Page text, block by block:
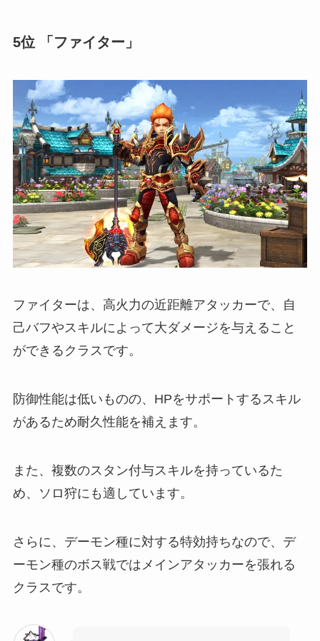
5位 「ファイター」
ファイターは、高火力の近距離アタッカーで、自
己バフやスキルによって大ダメージを与えること
ができるクラスです。
防御性能は低いものの、HPをサポートするスキル
があるため耐久性能を補えます。
また、複数のスタン付与スキルを持っているた
め、ソロ狩にも適しています。
さらに、デーモン種に対する特効持ちなので、デ
ーモン種のボス戦ではメインアタッカーを張れる
クラスです。